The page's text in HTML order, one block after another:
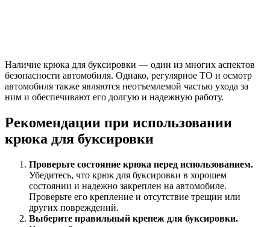
Наличие крюка для буксировки — один из многих аспектов
безопасности автомобиля. Однако, регулярное ТО и осмотр
автомобиля также являются неотъемлемой частью ухода за
ним и обеспечивают его долгую и надежную работу.
Рекомендации при использовании
крюка для буксировки
Проверьте состояние крюка перед использованием.
Убедитесь, что крюк для буксировки в хорошем
состоянии и надежно закреплен на автомобиле.
Проверьте его крепление и отсутствие трещин или
других повреждений.
Выберите правильный крепеж для буксировки.